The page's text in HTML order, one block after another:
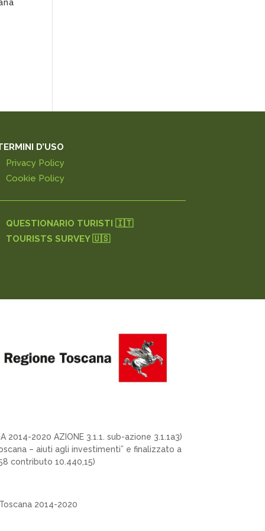
D’USO
Privacy Policy
Cookie Policy
QUESTIONARIO TURISTI 🇮🇹
TOURISTS SURVEY 🇺🇸
2020 AZIONE 3.1.1. sub-azione 3.1.1a3)
– aiuti agli investimenti” e finalizzato a
contributo 10.440,15)
2014-2020